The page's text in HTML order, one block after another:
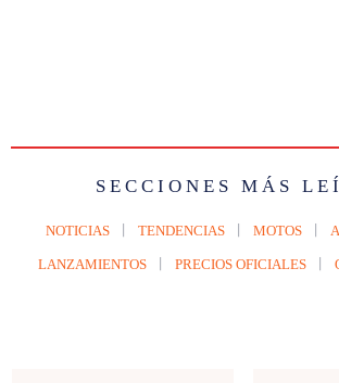
SECCIONES MÁS
NOTICIAS TENDENCIAS MOTOS
LANZAMIENTOS PRECIOS OFICIALES